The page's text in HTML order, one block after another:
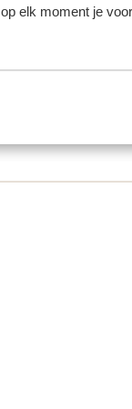
elk moment je
genoeg. Een
geluid van de
bij het hotel
de buurt
bedankt!!!
genoeg. Een
ge...